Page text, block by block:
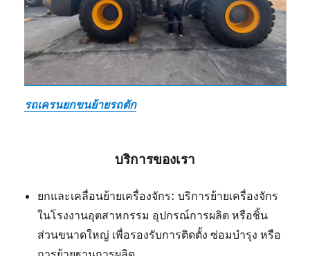
รถเครนยกขนย้ายรถตัก
บริการของเรา
ยกและเคลื่อนย้ายเครื่องจักร: บริการย้ายเครื่องจักร
ในโรงงานอุตสาหกรรม อุปกรณ์การผลิต หรือชิ้น
ส่วนขนาดใหญ่ เพื่อรองรับการติดตั้ง ซ่อมบำรุง หรือ